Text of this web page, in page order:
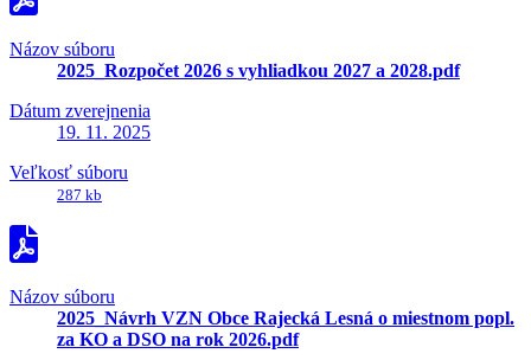
Názov súboru
2025_Rozpočet 2026 s vyhliadkou 2027 a 2028.pdf
Dátum zverejnenia
19. 11. 2025
Veľkosť súboru
287 kb
Názov súboru
2025_Návrh VZN Obce Rajecká Lesná o miestnom popl.
za KO a DSO na rok 2026.pdf